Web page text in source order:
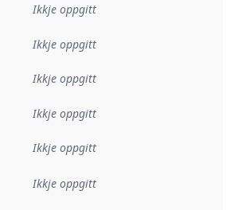
Ikkje oppgitt
Ikkje oppgitt
Ikkje oppgitt
Ikkje oppgitt
Ikkje oppgitt
Ikkje oppgitt